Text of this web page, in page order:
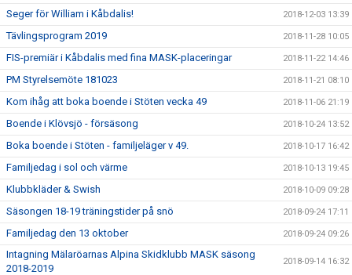
Seger för William i Kåbdalis! 2018-12-03 13:39
Tävlingsprogram 2019 2018-11-28 10:05
FIS-premiär i Kåbdalis med fina MASK-placeringar 2018-11-22 14:46
PM Styrelsemöte 181023 2018-11-21 08:10
Kom ihåg att boka boende i Stöten vecka 49 2018-11-06 21:19
Boende i Klövsjö - försäsong 2018-10-24 13:52
Boka boende i Stöten - familjeläger v 49. 2018-10-17 16:42
Familjedag i sol och värme 2018-10-13 19:45
Klubbkläder & Swish 2018-10-09 09:28
Säsongen 18-19 träningstider på snö 2018-09-24 17:11
Familjedag den 13 oktober 2018-09-24 09:26
Intagning Mälaröarnas Alpina Skidklubb MASK säsong
2018-2019
2018-09-14 16:32